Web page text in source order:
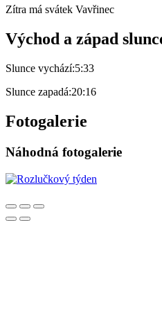
Zítra má svátek Vavřinec
Východ a západ
Slunce vychází:5:33
Slunce zapadá:20:16
Fotogalerie
Náhodná fotogalerie